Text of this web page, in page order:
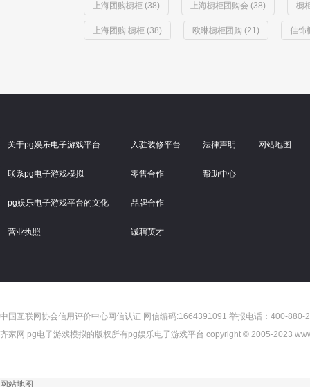
上海团购橱柜 (38) 上海橱柜团购会 (38) 橱
上海团购 橱柜 (38) 欧琳橱柜团购 (21) 佳饰
关于pg娱乐电子游戏平台
联系pg电子游戏模拟
pg娱乐电子游戏平台的文化
营业执照
入驻装修平台
零售合作
品牌合作
诚聘英才
法律声明
帮助中心
网站地图
中国互联网协会信用评价中心网信认证 网信编码:1664391091 举报电话：400-880-
齐家网 pg电子游戏模拟的版权所有pg娱乐电子游戏平台 copyright © 2005-2023
"));
网站地图